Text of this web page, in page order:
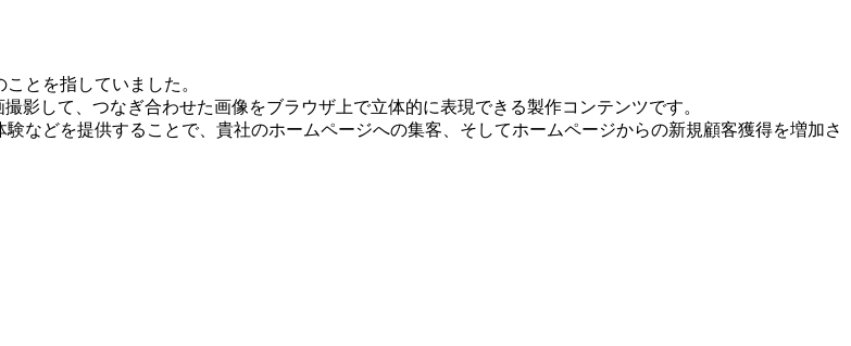
とを指していました。
影して、つなぎ合わせた画像をブラウザ上で立体的に表現できる製作コンテンツです。
などを提供することで、貴社のホームページへの集客、そしてホームページからの新規顧客獲得を増加さ